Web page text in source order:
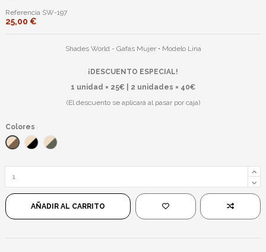
Referencia SW-197
25,00 €
Shades World - Gafas Mujer • Modelo Lina
¡DESCUENTO ESPECIAL!
1 unidad = 25€ | 2 unidades = 40€
(El descuento se aplicará al pasar por caja)
Colores
Dorado/Marrón
Dorado/Negro
Dorado/Verde
AÑADIR AL CARRITO